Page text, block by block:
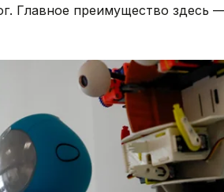
Главное преимущество здесь